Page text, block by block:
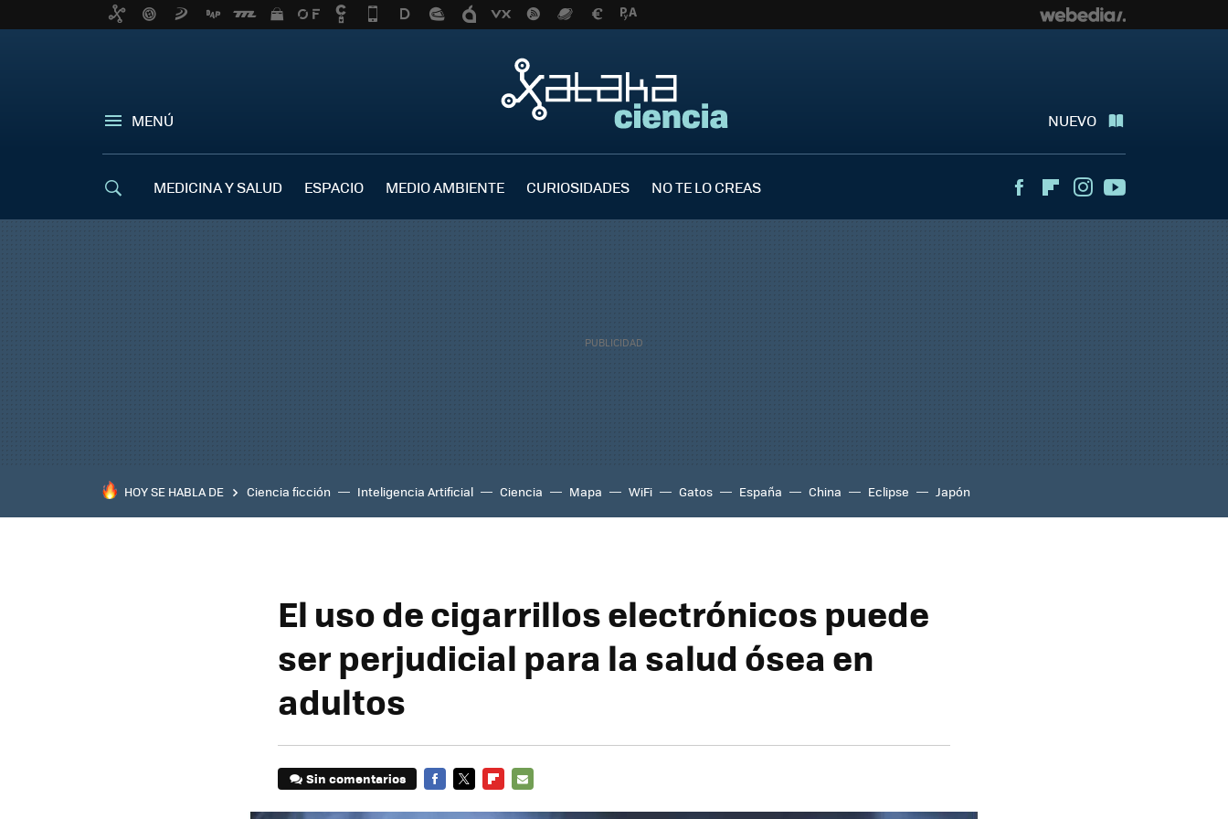
MENÚ NUEVO
MEDICINA Y SALUD ESPACIO MEDIO AMBIENTE CURIOSIDADES NO TE LO CREAS FacebookFlipboardInstagram
HOY SE HABLA DE Ciencia ficción Inteligencia Artificial Ciencia Mapa WiFi Gatos España China Eclipse Japón
El uso de cigarrillos electrónicos puede
ser perjudicial para la salud ósea en
adultos
Sin comentarios